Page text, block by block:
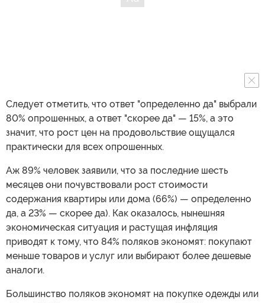
Следует отметить, что ответ "определенно да" выбрали
80% опрошенных, а ответ "скорее да" — 15%, а это
значит, что рост цен на продовольствие ощущался
практически для всех опрошенных.
Аж 89% человек заявили, что за последние шесть
месяцев они почувствовали рост стоимости
содержания квартиры или дома (66%) — определенно
да, а 23% — скорее да). Как оказалось, нынешняя
экономическая ситуация и растущая инфляция
приводят к тому, что 84% поляков экономят: покупают
меньше товаров и услуг или выбирают более дешевые
аналоги.
Большинство поляков экономят на покупке одежды или